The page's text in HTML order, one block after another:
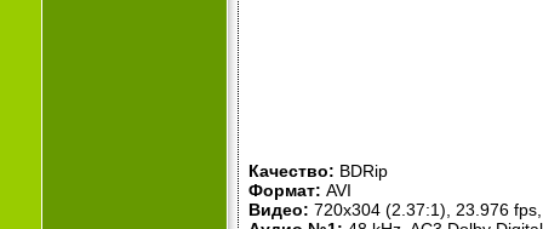
Качество: BDRip
Формат: AVI
Видео: 720x304 (2.37:1), 23.976